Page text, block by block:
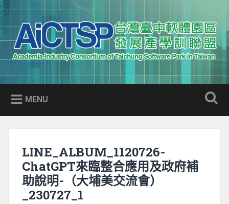
Skip
to
content
Search
AICTSP 台灣臺中軟體園區發展
產學訓聯盟
Academia-Industry Consortium of Taichung Software Park
in Taiwan
MENU
LINE_ALBUM_1120726-
ChatGPT來臨整合應用及政府補
助說明-（大埔美交流會）
_230727_1